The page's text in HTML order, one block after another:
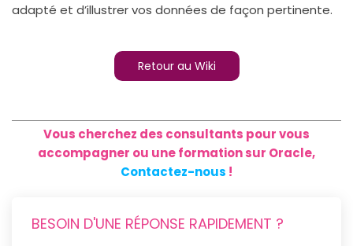
adapté et d’illustrer vos données de façon pertinente.
Retour au Wiki
Vous cherchez des consultants pour vous
accompagner ou une formation sur Oracle,
Contactez-nous !
BESOIN D'UNE RÉPONSE RAPIDEMENT ?